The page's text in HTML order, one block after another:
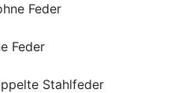
Feder
Feder
Stahlfeder